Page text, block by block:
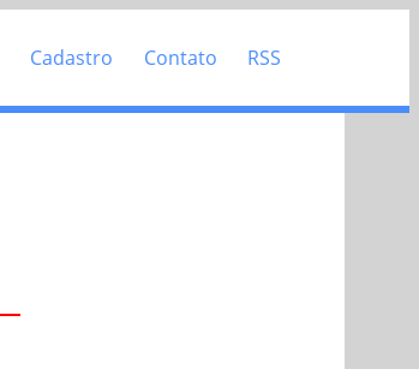
Cadastro Contato RSS